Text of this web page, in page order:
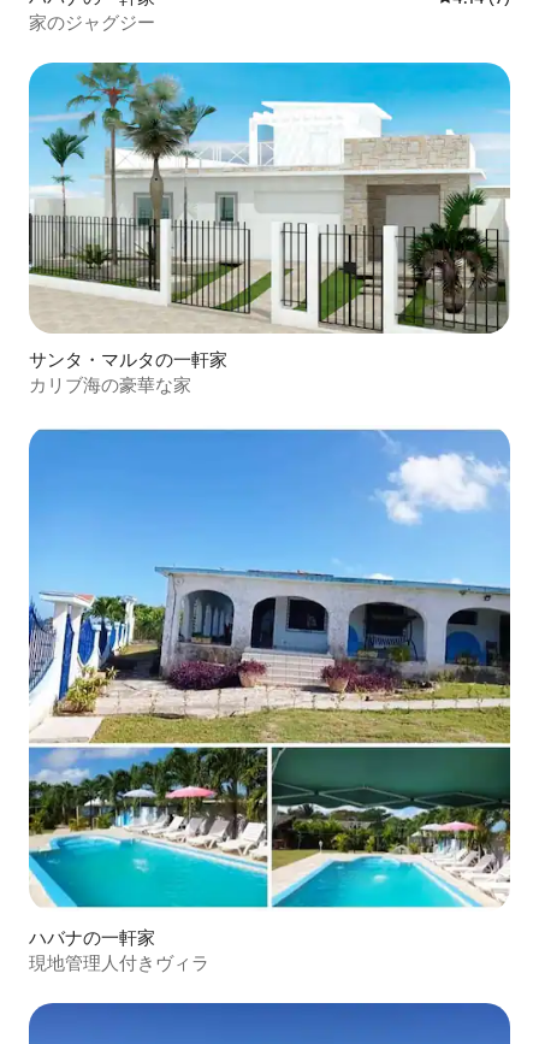
家のジャグジー
サンタ・マルタの一軒家
カリブ海の豪華な家
ハバナの一軒家
現地管理人付きヴィラ